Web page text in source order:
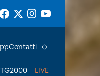
TG2000 LIVE
Contatti